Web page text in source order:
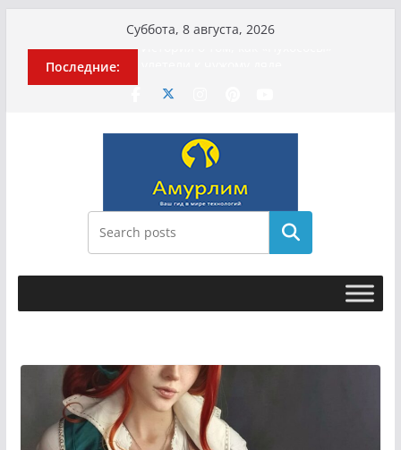
содержимому
Суббота, 8 августа, 2026
Последние:
Эхо турецкой трагедии: почему
МотоТани?
Гусейна Гасанова заочно
приговорили к четырём годам
Илью Ремесло задержали по делу о
фейках о российской армии
Новые криминальные хроники
связали Диану Шурыгину и Настю
Холод
Поиск